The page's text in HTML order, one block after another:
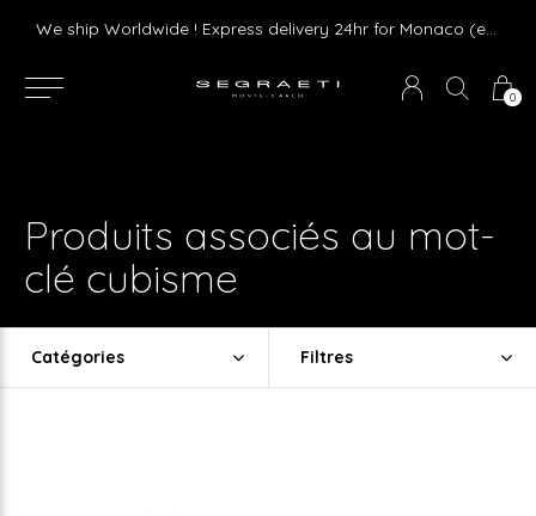
0
We ship Worldwide ! Express delivery 24hr for Monaco (excluding furniture)
Produits associés au mot-
clé cubisme
Catégories Filtres